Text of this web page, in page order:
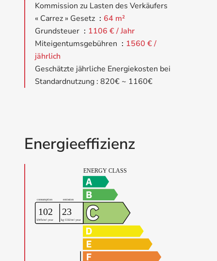
Kommission zu Lasten des Verkäufers
« Carrez » Gesetz
64 m²
Grundsteuer
1106 € / Jahr
Miteigentumsgebühren
1560 € /
jährlich
Geschätzte jährliche Energiekosten bei
Standardnutzung : 820€ ~ 1160€
Energieeffizienz